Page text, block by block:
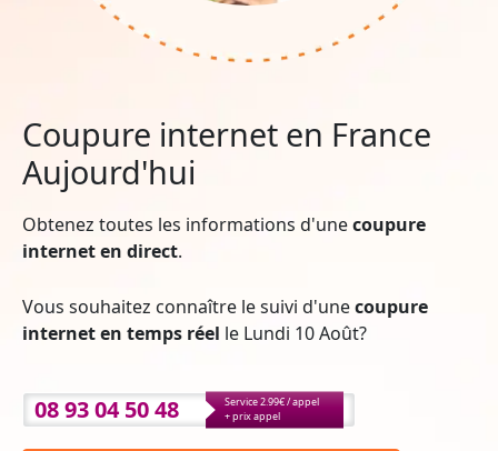
Coupure internet en France
Aujourd'hui
Obtenez toutes les informations d'unecoupure
internet en direct.
Vous souhaitez connaître le suivi d'unecoupure
internet en temps réel le Lundi 10 Août?
08 93 04 50 48
Service 2.99€ / appel
+ prix appel